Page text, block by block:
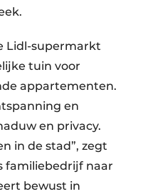
Lidl-supermarkt
tuin voor
appartementen.
en
en privacy.
in de stad”, zegt
familiebedrijf naar
bewust in